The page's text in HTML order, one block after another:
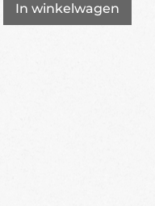
In winkelwagen